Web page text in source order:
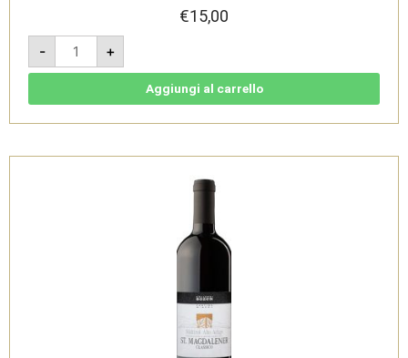
€15,00
-
Müller
Thurgau
Valle
Isarco
Alto
-
+
Aggiungi al carrello